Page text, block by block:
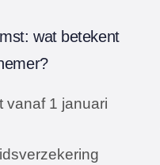
wat betekent
vanaf 1 januari